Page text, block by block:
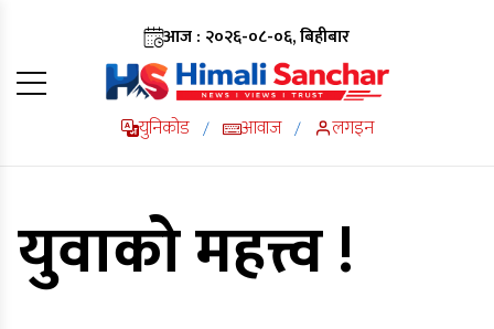
आज : २०२६-०८-०६, बिहीबार
युनिकोड / आवाज / लगइन
युवाको महत्त्व !